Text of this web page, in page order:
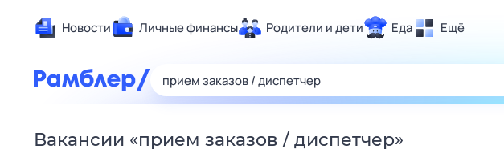
Новости Личные финансы Родители и дети Еда Ещё
Здоровье
Развлечения и отдых
Спорт
Вакансии «прием заказов / диспетчер»